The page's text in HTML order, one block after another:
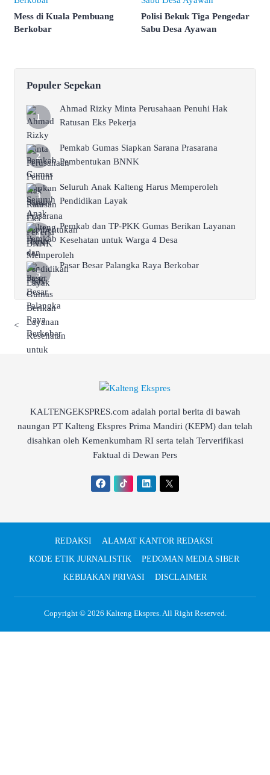
Mess di Kuala Pembuang
Berkobar
Polisi Bekuk Tiga Pengedar
Sabu Desa Ayawan
Populer Sepekan
Ahmad Rizky Minta Perusahaan Penuhi Hak
Ratusan Eks Pekerja
Pemkab Gumas Siapkan Sarana Prasarana
Pembentukan BNNK
Seluruh Anak Kalteng Harus Memperoleh
Pendidikan Layak
Pemkab dan TP-PKK Gumas Berikan Layanan
Kesehatan untuk Warga 4 Desa
Pasar Besar Palangka Raya Berkobar
<
KALTENGEKSPRES.com adalah portal berita di bawah
naungan PT Kalteng Ekspres Prima Mandiri (KEPM) dan telah
disahkan oleh Kemenkumham RI serta telah Terverifikasi
Faktual di Dewan Pers
REDAKSI
ALAMAT KANTOR REDAKSI
KODE ETIK JURNALISTIK
PEDOMAN MEDIA SIBER
KEBIJAKAN PRIVASI
DISCLAIMER
Copyright © 2026 Kalteng Ekspres. All Right Reserved.